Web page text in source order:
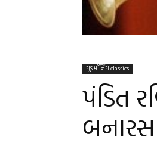
ગુડ મૉર્નિંગ classics
પંડિત